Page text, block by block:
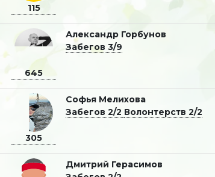
115
645
Александр Горбунов
Забегов 3/9
305
Софья Мелихова
Забегов 2/2 Волонтерств 2/2
Дмитрий Герасимов